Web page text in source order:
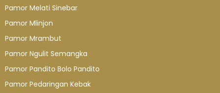
Pamor Melati Sinebar
Pamor Mlinjon
Pamor Mrambut
Pamor Ngulit Semangka
Pamor Pandito Bolo Pandito
Pamor Pedaringan Kebak